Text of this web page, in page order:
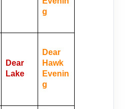
G
Dear
Lake
Dear
Hawk
Evenin
G